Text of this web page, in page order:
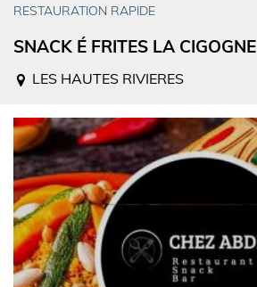
RESTAURATION RAPIDE
SNACK É FRITES LA CIGOGNE
LES HAUTES RIVIERES